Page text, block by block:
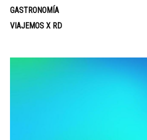
GASTRONOMÍA
VIAJEMOS X RD